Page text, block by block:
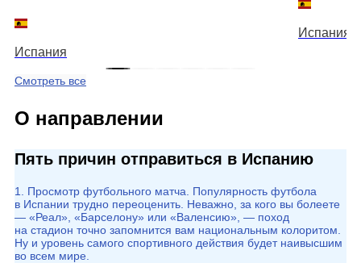
Испания
Испания
Смотреть все
О направлении
Пять причин отправиться в Испанию
1. Просмотр футбольного матча. Популярность футбола
в Испании трудно переоценить. Неважно, за кого вы болеете
— «Реал», «Барселону» или «Валенсию», — поход
на стадион точно запомнится вам национальным колоритом.
Ну и уровень самого спортивного действия будет наивысшим
во всем мире.